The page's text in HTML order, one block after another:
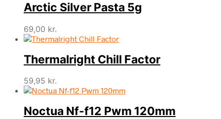
Arctic Silver Pasta 5g
69,00 kr.
Thermalright Chill Factor
59,95 kr.
Noctua Nf-f12 Pwm 120mm